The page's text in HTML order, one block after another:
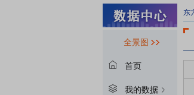
全景图
首页
我的数据
东